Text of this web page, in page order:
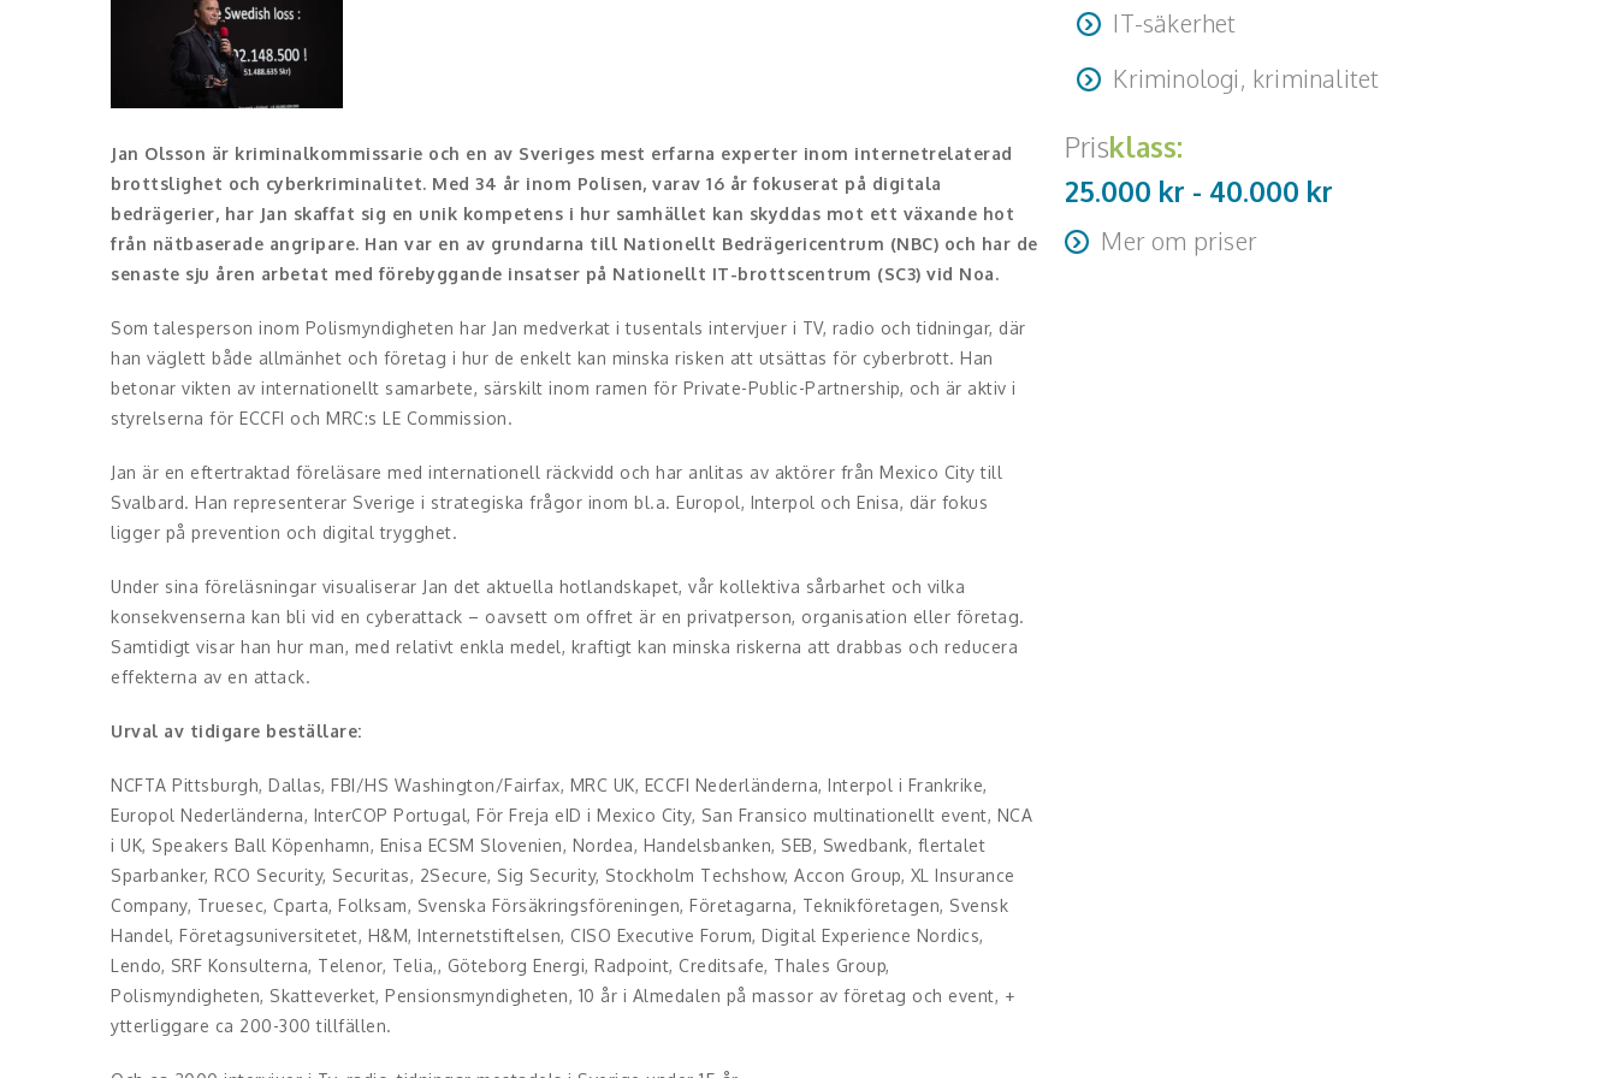
Jan Olsson är kriminalkommissarie och en av Sveriges mest erfarna experter inom internetrelaterad
brottslighet och cyberkriminalitet. Med 34 år inom Polisen, varav 16 år fokuserat på digitala
bedrägerier, har Jan skaffat sig en unik kompetens i hur samhället kan skyddas mot ett växande hot
från nätbaserade angripare. Han var en av grundarna till Nationellt Bedrägericentrum (NBC) och har de
senaste sju åren arbetat med förebyggande insatser på Nationellt IT-brottscentrum (SC3) vid Noa.
Som talesperson inom Polismyndigheten har Jan medverkat i tusentals intervjuer i TV, radio och tidningar, där
han väglett både allmänhet och företag i hur de enkelt kan minska risken att utsättas för cyberbrott. Han
betonar vikten av internationellt samarbete, särskilt inom ramen för Private-Public-Partnership, och är aktiv i
styrelserna för ECCFI och MRC:s LE Commission.
Jan är en eftertraktad föreläsare med internationell räckvidd och har anlitas av aktörer från Mexico City till
Svalbard. Han representerar Sverige i strategiska frågor inom bl.a. Europol, Interpol och Enisa, där fokus
ligger på prevention och digital trygghet.
Under sina föreläsningar visualiserar Jan det aktuella hotlandskapet, vår kollektiva sårbarhet och vilka
konsekvenserna kan bli vid en cyberattack – oavsett om offret är en privatperson, organisation eller företag.
Samtidigt visar han hur man, med relativt enkla medel, kraftigt kan minska riskerna att drabbas och reducera
effekterna av en attack.
Urval av tidigare beställare:
NCFTA Pittsburgh, Dallas, FBI/HS Washington/Fairfax, MRC UK, ECCFI Nederländerna, Interpol i Frankrike,
Europol Nederländerna, InterCOP Portugal, För Freja eID i Mexico City, San Fransico multinationellt event, NCA
i UK, Speakers Ball Köpenhamn, Enisa ECSM Slovenien, Nordea, Handelsbanken, SEB, Swedbank, flertalet
Sparbanker, RCO Security, Securitas, 2Secure, Sig Security, Stockholm Techshow, Accon Group, XL Insurance
Company, Truesec, Cparta, Folksam, Svenska Försäkringsföreningen, Företagarna, Teknikföretagen, Svensk
Handel, Företagsuniversitetet, H&M, Internetstiftelsen, CISO Executive Forum, Digital Experience Nordics,
Lendo, SRF Konsulterna, Telenor, Telia,, Göteborg Energi, Radpoint, Creditsafe, Thales Group,
Polismyndigheten, Skatteverket, Pensionsmyndigheten, 10 år i Almedalen på massor av företag och event, +
ytterliggare ca 200-300 tillfällen.
IT-säkerhet
Kriminologi, kriminalitet
Prisklass:
25.000 kr - 40.000 kr
Mer om priser